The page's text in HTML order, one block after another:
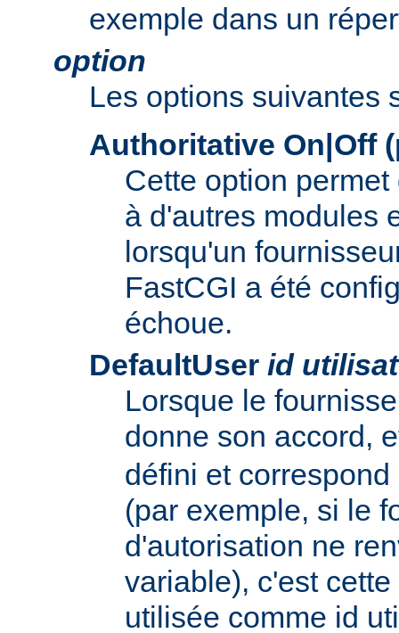
exemple dans un
option
Les options suivantes
Authoritative On|Off
Cette option
à d'autres modules
lorsqu'un
FastCGI a été
échoue.
DefaultUser id
Lorsque le
donne son accord,
défini et
(par exemple, si le
d'autorisation ne
variable), c'est
utilisée comme id